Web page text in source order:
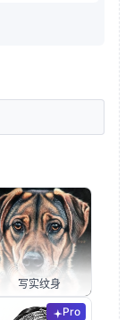
写实纹身
Pro